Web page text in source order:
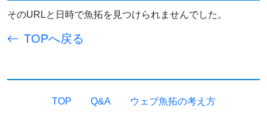
そのURLと日時で魚拓を見つけられませんでした。
TOPへ戻る
TOP Q&A ウェブ魚拓の考え方